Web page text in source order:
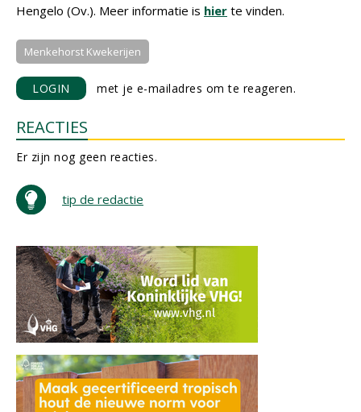
Hengelo (Ov.). Meer informatie is hier te vinden.
Menkehorst Kwekerijen
LOGIN met je e-mailadres om te reageren.
REACTIES
Er zijn nog geen reacties.
tip de redactie